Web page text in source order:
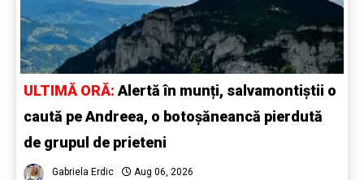
ULTIMĂ ORĂ:Alertă în munți, salvamontiștii o
caută pe Andreea, o botoșăneancă pierdută
de grupul de prieteni
Gabriela Erdic Aug 06, 2026